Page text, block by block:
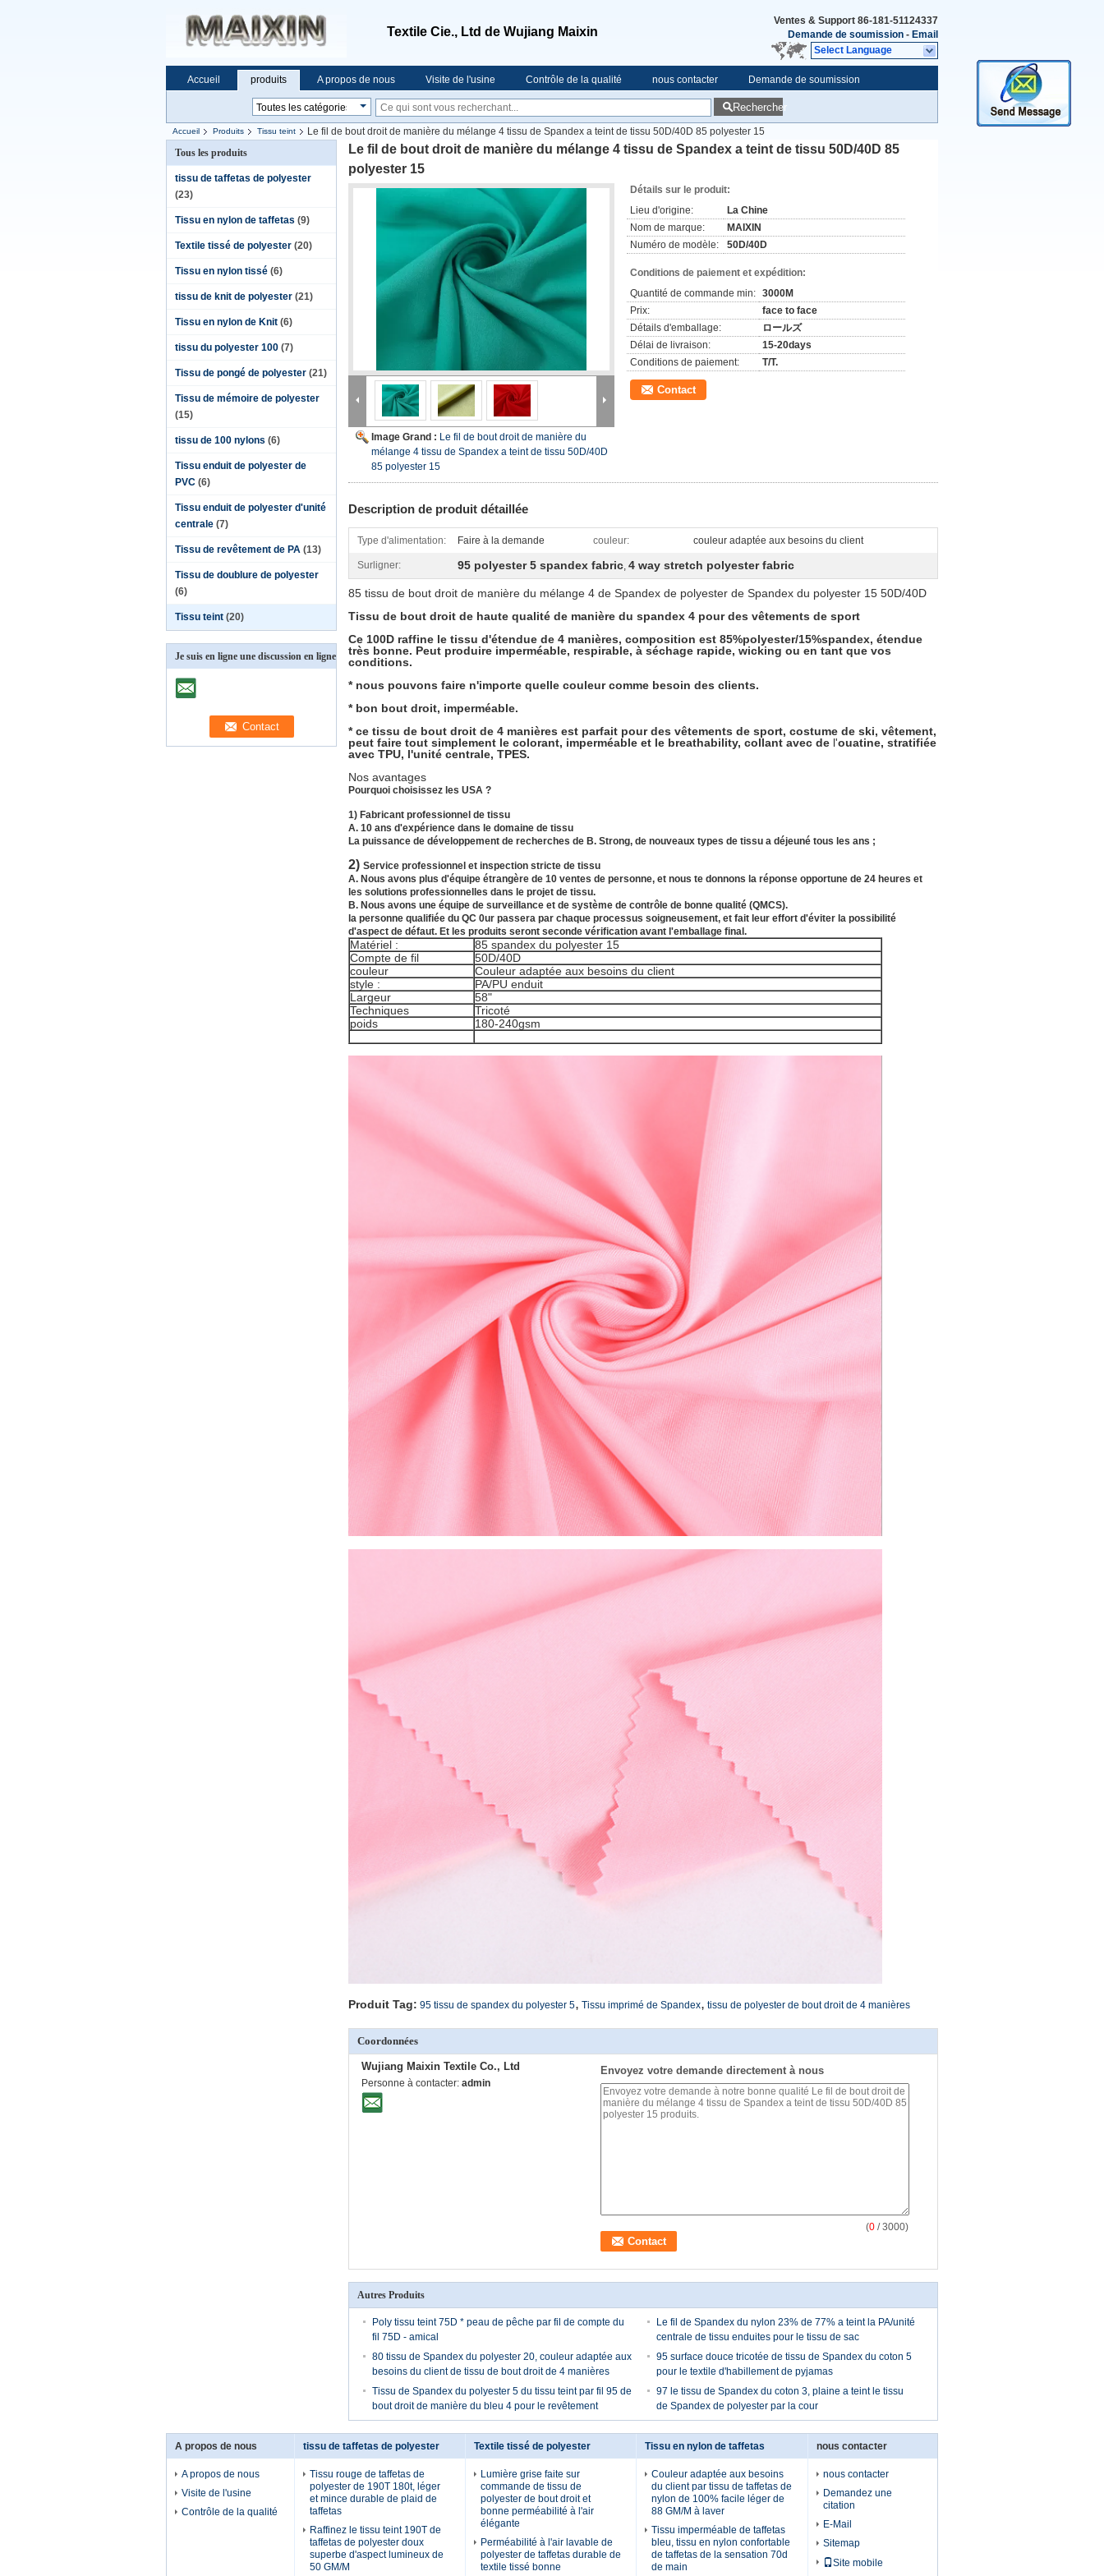
Textile Cie., Ltd de Wujiang Maixin
Ventes & Support 86-181-51124337
Demande de soumission - Email
Select Language
Accueil produits A propos de nous Visite de l'usine Contrôle de la qualité nous contacter Demande de soumission
Rechercher
Accueil Produits Tissu teint
Le fil de bout droit de manière du mélange 4 tissu de Spandex a teint de tissu 50D/40D 85 polyester 15
Tous les produits
tissu de taffetas de polyester
(23)
Tissu en nylon de taffetas (9)
Textile tissé de polyester (20)
Tissu en nylon tissé (6)
tissu de knit de polyester (21)
Tissu en nylon de Knit (6)
tissu du polyester 100 (7)
Tissu de pongé de polyester (21)
Tissu de mémoire de polyester
(15)
tissu de 100 nylons (6)
Tissu enduit de polyester de
PVC (6)
Tissu enduit de polyester d'unité
centrale (7)
Tissu de revêtement de PA (13)
Tissu de doublure de polyester
(6)
Tissu teint (20)
Je suis en ligne une discussion en ligne
Le fil de bout droit de manière du mélange 4 tissu de Spandex a teint de tissu 50D/40D 85
polyester 15
Image Grand : Le fil de bout droit de manière du
mélange 4 tissu de Spandex a teint de tissu 50D/40D
85 polyester 15
Détails sur le produit:
Lieu d'origine:
La Chine
Nom de marque:
MAIXIN
Numéro de modèle:
50D/40D
Conditions de paiement et expédition:
Quantité de commande min: 3000M
Prix:
face to face
Détails d'emballage:
ロールズ
Délai de livraison:
15-20days
Conditions de paiement:
T/T.
Contact
Description de produit détaillée
Type d'alimentation: Faire à la demande couleur: couleur adaptée aux besoins du client
Surligner: 95 polyester 5 spandex fabric, 4 way stretch polyester fabric
85 tissu de bout droit de manière du mélange 4 de Spandex de polyester de Spandex du polyester 15 50D/40D
Tissu de bout droit de haute qualité de manière du spandex 4 pour des vêtements de sport
Ce 100D raffine le tissu d'étendue de 4 manières, composition est 85%polyester/15%spandex, étendue
très bonne. Peut produire imperméable, respirable, à séchage rapide, wicking ou en tant que vos
conditions.
* nous pouvons faire n'importe quelle couleur comme besoin des clients.
* bon bout droit, imperméable.
* ce tissu de bout droit de 4 manières est parfait pour des vêtements de sport, costume de ski, vêtement,
peut faire tout simplement le colorant, imperméable et le breathability, collant avec de l'ouatine, stratifiée
avec TPU, l'unité centrale, TPES.
Nos avantages
Pourquoi choisissez les USA ?
1) Fabricant professionnel de tissu
A. 10 ans d'expérience dans le domaine de tissu
La puissance de développement de recherches de B. Strong, de nouveaux types de tissu a déjeuné tous les ans ;
2) Service professionnel et inspection stricte de tissu
A. Nous avons plus d'équipe étrangère de 10 ventes de personne, et nous te donnons la réponse opportune de 24 heures et
les solutions professionnelles dans le projet de tissu.
B. Nous avons une équipe de surveillance et de système de contrôle de bonne qualité (QMCS).
la personne qualifiée du QC 0ur passera par chaque processus soigneusement, et fait leur effort d'éviter la possibilité
d'aspect de défaut. Et les produits seront seconde vérification avant l'emballage final.
Matériel :
85 spandex du polyester 15
Compte de fil
50D/40D
couleur
Couleur adaptée aux besoins du client
style :
PA/PU enduit
Largeur
58"
Techniques
Tricoté
poids
180-240gsm
Produit Tag: 95 tissu de spandex du polyester 5, Tissu imprimé de Spandex, tissu de polyester de bout droit de 4 manières
Coordonnées
Wujiang Maixin Textile Co., Ltd
Personne à contacter: admin
Envoyez votre demande directement à nous
(0 / 3000)
Autres Produits
Poly tissu teint 75D * peau de pêche par fil de compte du
fil 75D - amical
Le fil de Spandex du nylon 23% de 77% a teint la PA/unité
centrale de tissu enduites pour le tissu de sac
80 tissu de Spandex du polyester 20, couleur adaptée aux
besoins du client de tissu de bout droit de 4 manières
95 surface douce tricotée de tissu de Spandex du coton 5
pour le textile d'habillement de pyjamas
Tissu de Spandex du polyester 5 du tissu teint par fil 95 de
bout droit de manière du bleu 4 pour le revêtement
97 le tissu de Spandex du coton 3, plaine a teint le tissu
de Spandex de polyester par la cour
A propos de nous
A propos de nous
Visite de l'usine
Contrôle de la qualité
tissu de taffetas de polyester
Tissu rouge de taffetas de
polyester de 190T 180t, léger
et mince durable de plaid de
taffetas
Raffinez le tissu teint 190T de
taffetas de polyester doux
superbe d'aspect lumineux de
50 GM/M
Textile tissé de polyester
Lumière grise faite sur
commande de tissu de
polyester de bout droit et
bonne perméabilité à l'air
élégante
Perméabilité à l'air lavable de
polyester de taffetas durable de
textile tissé bonne
Tissu en nylon de taffetas
Couleur adaptée aux besoins
du client par tissu de taffetas de
nylon de 100% facile léger de
88 GM/M à laver
Tissu imperméable de taffetas
bleu, tissu en nylon confortable
de taffetas de la sensation 70d
de main
nous contacter
nous contacter
Demandez une
citation
E-Mail
Sitemap
Site mobile